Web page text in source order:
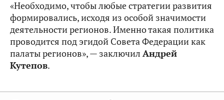
«Необходимо, чтобы любые стратегии развития
формировались, исходя из особой значимости
деятельности регионов. Именно такая политика
проводится под эгидой Совета Федерации как
палаты регионов», — заключил Андрей
Кутепов.